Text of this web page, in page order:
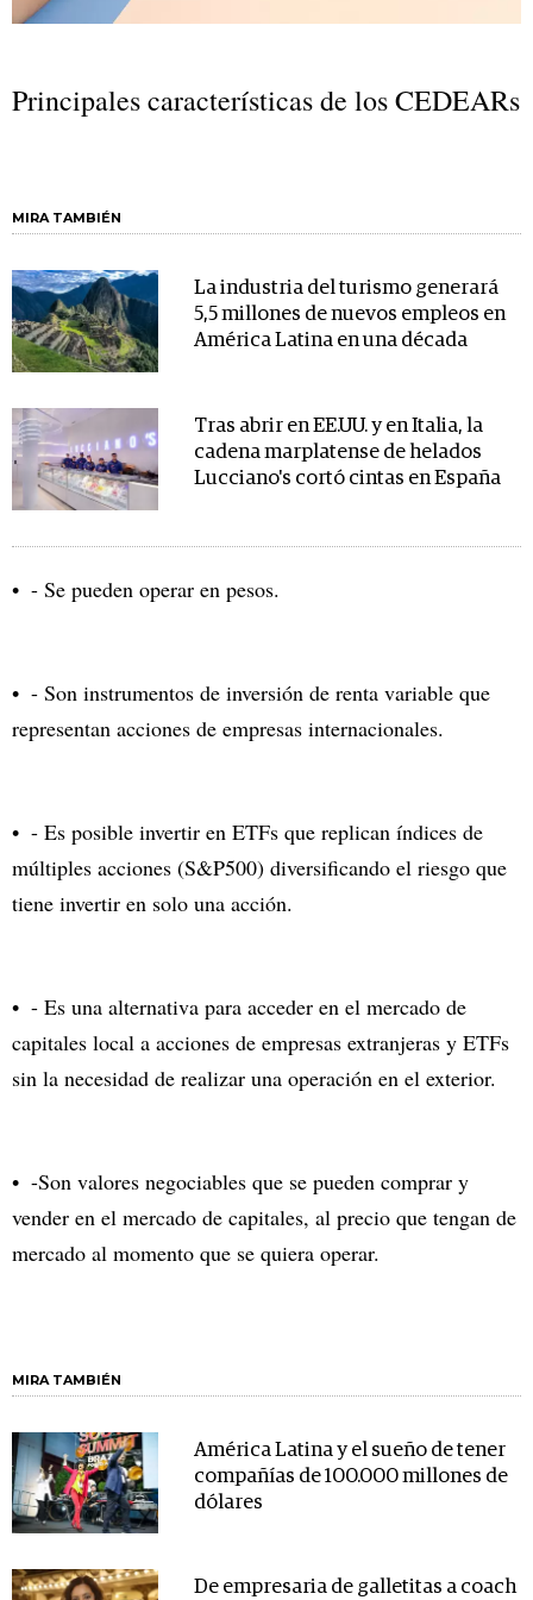
Principales características de los CEDEARs
MIRA TAMBIÉN
La industria del turismo generará
5,5 millones de nuevos empleos en
América Latina en una década
Tras abrir en EE.UU. y en Italia, la
cadena marplatense de helados
Lucciano's cortó cintas en España
- Se pueden operar en pesos.
- Son instrumentos de inversión de renta variable que
representan acciones de empresas internacionales.
- Es posible invertir en ETFs que replican índices de
múltiples acciones (S&P500) diversificando el riesgo que
tiene invertir en solo una acción.
- Es una alternativa para acceder en el mercado de
capitales local a acciones de empresas extranjeras y ETFs
sin la necesidad de realizar una operación en el exterior.
-Son valores negociables que se pueden comprar y
vender en el mercado de capitales, al precio que tengan de
mercado al momento que se quiera operar.
MIRA TAMBIÉN
América Latina y el sueño de tener
compañías de 100.000 millones de
dólares
De empresaria de galletitas a coach